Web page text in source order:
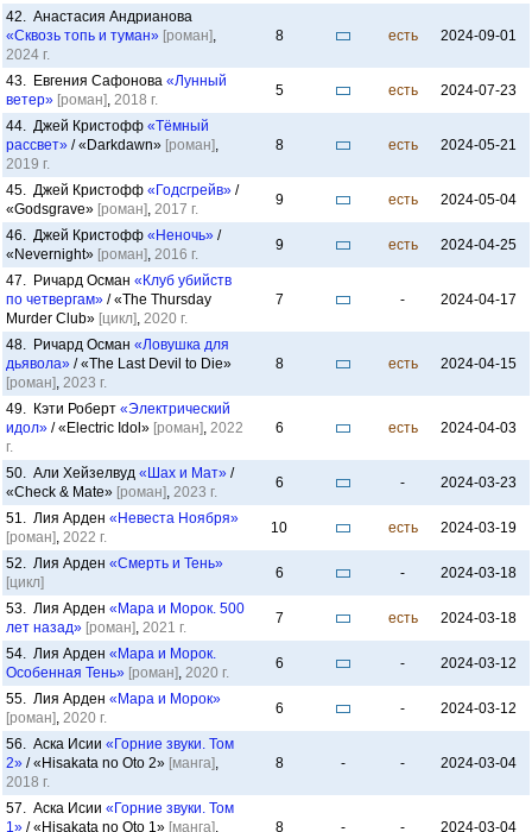
42. Анастасия Андрианова
«Сквозь топь и туман» [роман],
2024 г.
8 есть 2024-09-01
43. Евгения Сафонова «Лунный
ветер» [роман], 2018 г.
5 есть 2024-07-23
44. Джей Кристофф «Тёмный
рассвет» / «Darkdawn» [роман],
2019 г.
8 есть 2024-05-21
45. Джей Кристофф «Годсгрейв» /
«Godsgrave» [роман], 2017 г.
9 есть 2024-05-04
46. Джей Кристофф «Неночь» /
«Nevernight» [роман], 2016 г.
9 есть 2024-04-25
47. Ричард Осман «Клуб убийств
по четвергам» / «The Thursday
Murder Club» [цикл], 2020 г.
7 - 2024-04-17
48. Ричард Осман «Ловушка для
дьявола» / «The Last Devil to Die»
[роман], 2023 г.
8 есть 2024-04-15
49. Кэти Роберт «Электрический
идол» / «Electric Idol» [роман], 2022
г.
6 есть 2024-04-03
50. Али Хейзелвуд «Шах и Мат» /
«Check & Mate» [роман], 2023 г.
6 - 2024-03-23
51. Лия Арден «Невеста Ноября»
[роман], 2022 г.
10 есть 2024-03-19
52. Лия Арден «Смерть и Тень»
[цикл]
6 - 2024-03-18
53. Лия Арден «Мара и Морок. 500
лет назад» [роман], 2021 г.
7 есть 2024-03-18
54. Лия Арден «Мара и Морок.
Особенная Тень» [роман], 2020 г.
6 - 2024-03-12
55. Лия Арден «Мара и Морок»
[роман], 2020 г.
6 - 2024-03-12
56. Аска Исии «Горние звуки. Том
2» / «Hisakata no Oto 2» [манга],
2018 г.
8 - - 2024-03-04
57. Аска Исии «Горние звуки. Том
1» / «Hisakata no Oto 1» [манга], 8 - - 2024-03-04